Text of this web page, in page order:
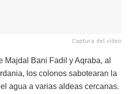
Captura del vídeo
Majdal Bani Fadil y Aqraba, al
los colonos sabotearan la
agua a varias aldeas cercanas.